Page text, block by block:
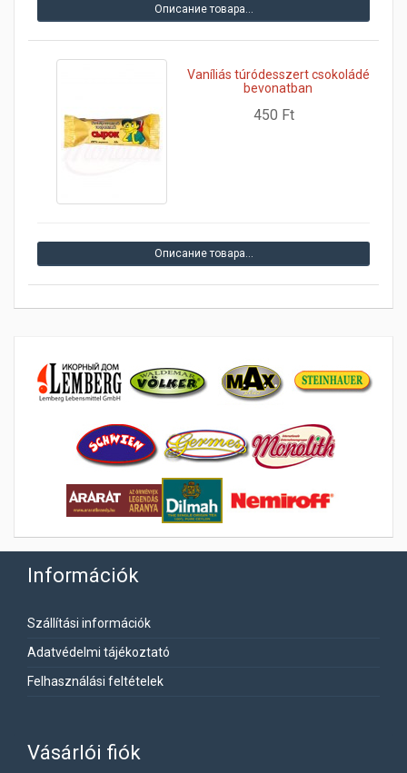
Описание товара…
Vaníliás túródesszert csokoládé
bevonatban
450 Ft
Описание товара…
Információk
Szállítási információk
Adatvédelmi tájékoztató
Felhasználási feltételek
Vásárlói fiók